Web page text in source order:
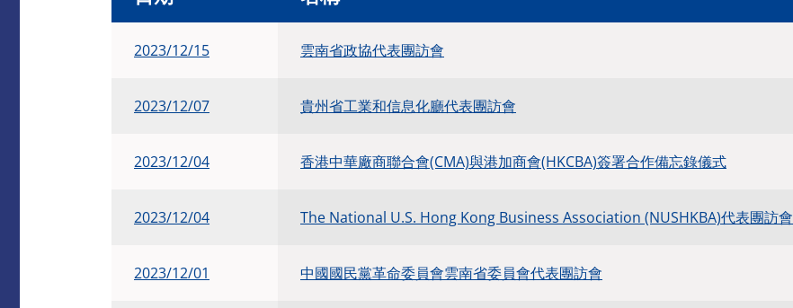
2023/12/15 雲南省政協代表團訪會
2023/12/07 貴州省工業和信息化廳代表團訪會
2023/12/04 香港中華廠商聯合會(CMA)與港加商會(HKCBA)簽署合作備忘錄儀式
2023/12/04 The National U.S. Hong Kong Business Association (NUSHKBA)代表團訪會
2023/12/01 中國國民黨革命委員會雲南省委員會代表團訪會